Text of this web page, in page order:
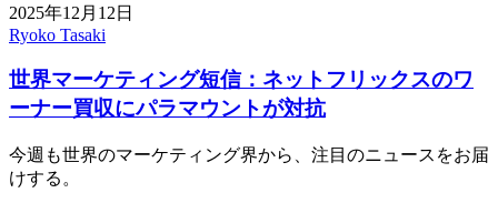
2025年12月12日
Ryoko Tasaki
世界マーケティング短信：ネットフリックスのワ
ーナー買収にパラマウントが対抗
今週も世界のマーケティング界から、注目のニュースをお届
けする。